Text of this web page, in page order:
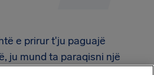
e prirur t'ju paguajë
ju mund ta paraqisni një